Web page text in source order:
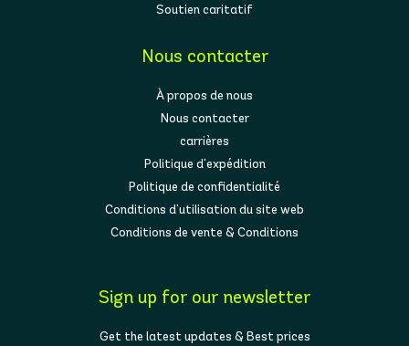
Soutien caritatif
Nous contacter
À propos de nous
Nous contacter
carrières
Politique d'expédition
Politique de confidentialité
Conditions d'utilisation du site web
Conditions de vente & Conditions
Sign up for our newsletter
Get the latest updates & Best prices